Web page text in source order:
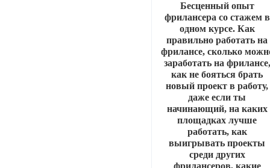
Бесценный опыт
фрилансера со стажем в
одном курсе. Как
правильно работать на
фрилансе, сколько
заработать на фрилансе,
как не бояться брать
новый проект в работу,
даже если ты
начинающий, на каких
площадках лучше
работать, как
выигрывать проекты
среди других